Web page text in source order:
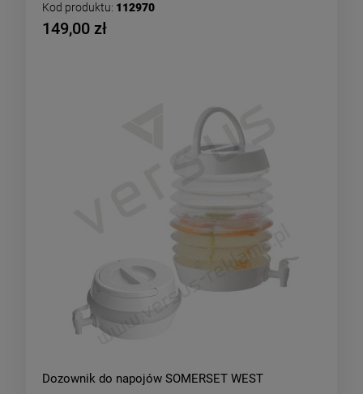
Kod produktu: 112970
149,00 zł
Dozownik do napojów SOMERSET WEST